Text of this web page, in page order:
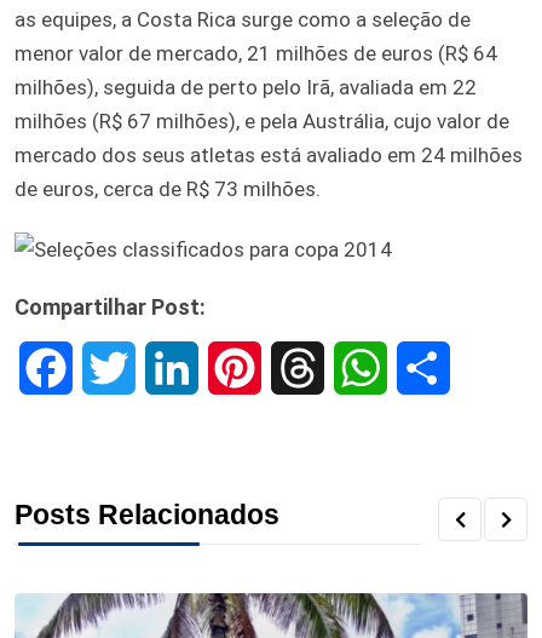
as equipes, a Costa Rica surge como a seleção de
menor valor de mercado, 21 milhões de euros (R$ 64
milhões), seguida de perto pelo Irã, avaliada em 22
milhões (R$ 67 milhões), e pela Austrália, cujo valor de
mercado dos seus atletas está avaliado em 24 milhões
de euros, cerca de R$ 73 milhões.
Compartilhar Post:
e
o
t k
d
t
d A
Posts Relacionados